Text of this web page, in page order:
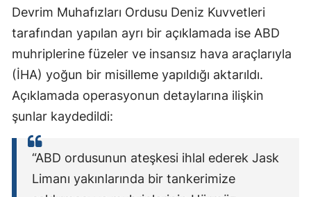
Devrim Muhafızları Ordusu Deniz Kuvvetleri
tarafından yapılan ayrı bir açıklamada ise ABD
muhriplerine füzeler ve insansız hava araçlarıyla
(İHA) yoğun bir misilleme yapıldığı aktarıldı.
Açıklamada operasyonun detaylarına ilişkin
şunlar kaydedildi:
“ABD ordusunun ateşkesi ihlal ederek Jask
Limanı yakınlarında bir tankerimize